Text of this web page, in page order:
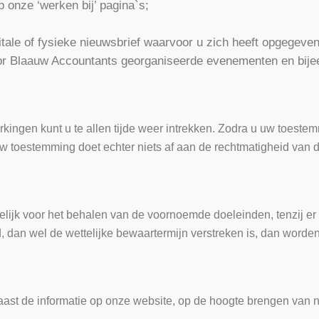
‘werken bij’ pagina`s;
of fysieke nieuwsbrief waarvoor u zich heeft
Accountants georganiseerde evenementen en
kunt u te allen tijde weer intrekken. Zodra u uw
toestemming doet echter niets af aan de rechtmatigheid van
voor het behalen van de voornoemde doeleinden, tenzij
wel de wettelijke bewaartermijn verstreken is, dan
de informatie op onze website, op de hoogte brengen van